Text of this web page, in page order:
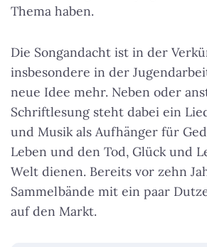
Thema haben.
Die Songandacht ist in der
insbesondere in der
neue Idee mehr. Neben oder
Schriftlesung steht dabei ein
und Musik als Aufhänger für
Leben und den Tod, Glück und
Welt dienen. Bereits vor zehn
Sammelbände mit ein paar
auf den Markt.